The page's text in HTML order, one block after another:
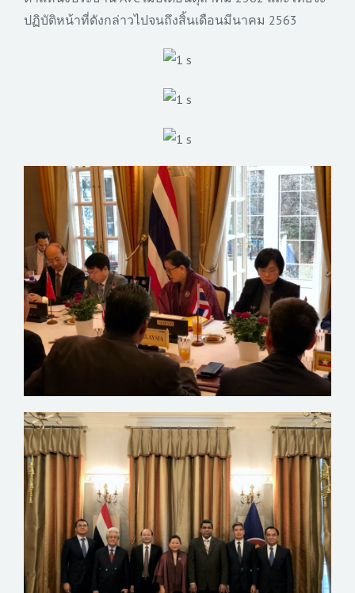
ปฏิบัติหน้าที่ดังกล่าวไปจนถึงสิ้นเดือนมีนาคม 2563